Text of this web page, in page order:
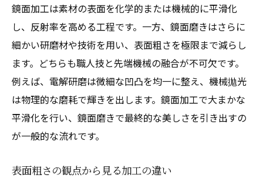
鏡面加工は素材の表面を化学的または機械的に平滑化
し、反射率を高める工程です。一方、鏡面磨きはさらに
細かい研磨材や技術を用い、表面粗さを極限まで減らし
ます。どちらも職人技と先端機械の融合が不可欠です。
例えば、電解研磨は微細な凹凸を均一に整え、機械拋光
は物理的な磨耗で輝きを出します。鏡面加工で大まかな
平滑化を行い、鏡面磨きで最終的な美しさを引き出すの
が一般的な流れです。
表面粗さの観点から見る加工の違い